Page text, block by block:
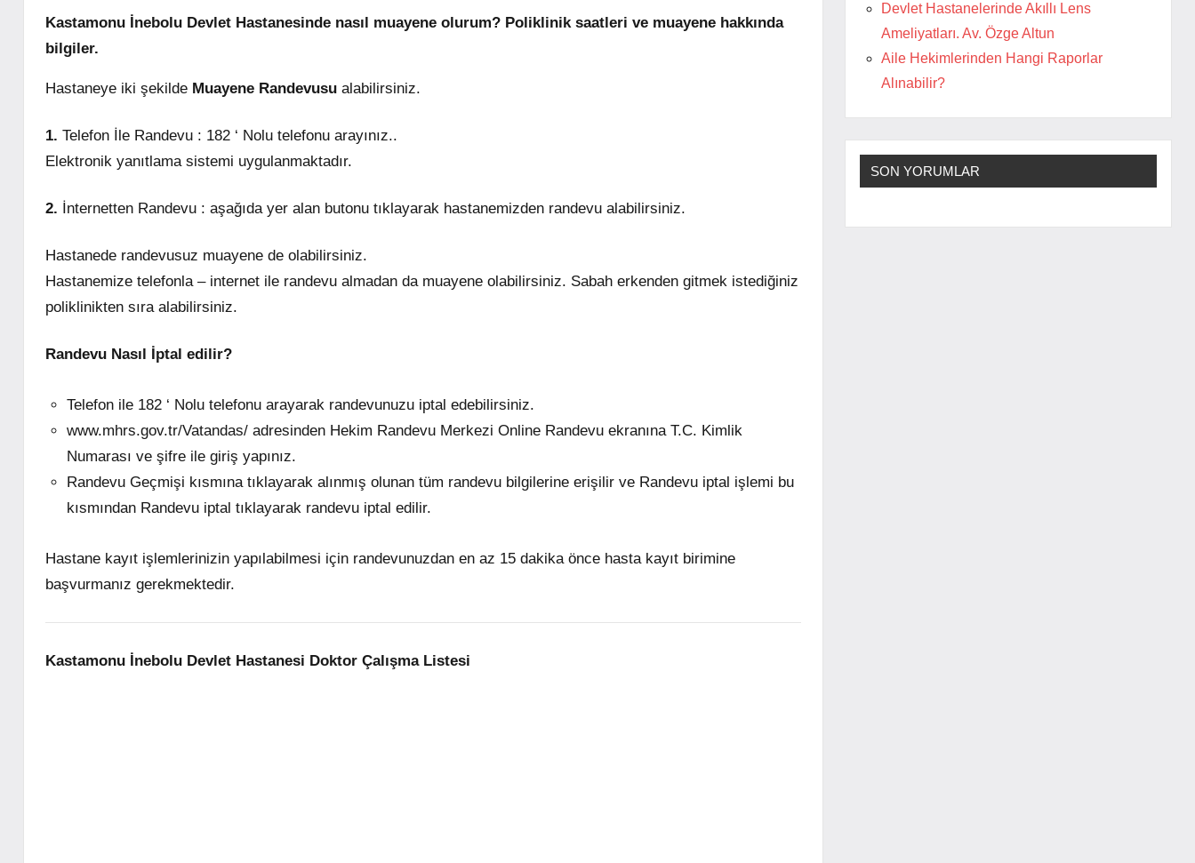
Kastamonu İnebolu Devlet Hastanesinde nasıl muayene olurum? Poliklinik saatleri ve muayene hakkında
bilgiler.
Hastaneye iki şekilde Muayene Randevusu alabilirsiniz.
1. Telefon İle Randevu : 182 ‘ Nolu telefonu arayınız..
Elektronik yanıtlama sistemi uygulanmaktadır.
2. İnternetten Randevu : aşağıda yer alan butonu tıklayarak hastanemizden randevu alabilirsiniz.
Hastanede randevusuz muayene de olabilirsiniz.
Hastanemize telefonla – internet ile randevu almadan da muayene olabilirsiniz. Sabah erkenden gitmek istediğiniz
poliklinikten sıra alabilirsiniz.
Randevu Nasıl İptal edilir?
Telefon ile 182 ‘ Nolu telefonu arayarak randevunuzu iptal edebilirsiniz.
www.mhrs.gov.tr/Vatandas/ adresinden Hekim Randevu Merkezi Online Randevu ekranına T.C. Kimlik
Numarası ve şifre ile giriş yapınız.
Randevu Geçmişi kısmına tıklayarak alınmış olunan tüm randevu bilgilerine erişilir ve Randevu iptal işlemi bu
kısmından Randevu iptal tıklayarak randevu iptal edilir.
Hastane kayıt işlemlerinizin yapılabilmesi için randevunuzdan en az 15 dakika önce hasta kayıt birimine
başvurmanız gerekmektedir.
Kastamonu İnebolu Devlet Hastanesi Doktor Çalışma Listesi
Devlet Hastanelerinde Akıllı Lens
Ameliyatları. Av. Özge Altun
Aile Hekimlerinden Hangi Raporlar
Alınabilir?
SON YORUMLAR